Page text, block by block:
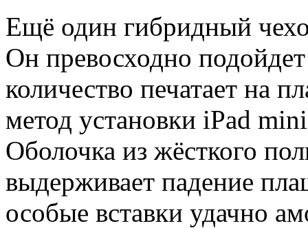
Ещё один гибридный
Он превосходно
количество печатает на
метод установки iPad
Оболочка из жёсткого
выдерживает падение
особые вставки удачно